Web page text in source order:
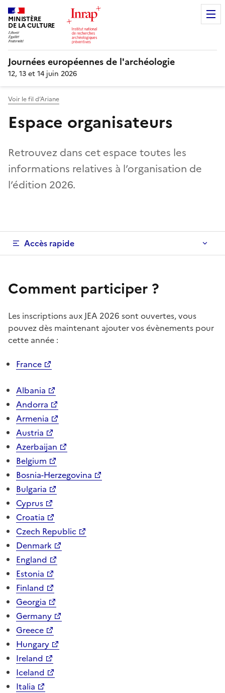
MINISTÈRE
DE LA CULTURE
Journées européennes de l'archéologie
12, 13 et 14 juin 2026
Voir le fil d’Ariane
Espace organisateurs
Retrouvez dans cet espace toutes les
informations relatives à l’organisation de
l’édition 2026.
Accès rapide
Comment participer ?
Les inscriptions aux JEA 2026 sont ouvertes, vous
pouvez dès maintenant ajouter vos évènements pour
cette année :
France
Albania
Andorra
Armenia
Austria
Azerbaijan
Belgium
Bosnia-Herzegovina
Bulgaria
Cyprus
Croatia
Czech Republic
Denmark
England
Estonia
Finland
Georgia
Germany
Greece
Hungary
Ireland
Iceland
Italia